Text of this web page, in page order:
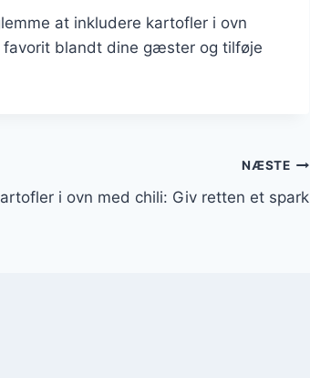
at inkludere kartofler i ovn
favorit blandt dine gæster og tilføje
NÆSTE
i ovn med chili: Giv retten et spark